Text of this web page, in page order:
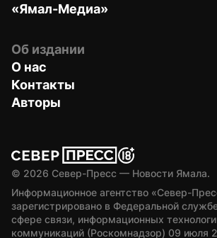
«Ямал-Медиа»
Об издании
О нас
Контакты
Авторы
© 2026 Север-Пресс — Новости Ямала.
Информационное агентство «Север-
зарегистрировано в Федеральной
сфере связи, информационных
коммуникаций (Роскомнадзор) 09 июля